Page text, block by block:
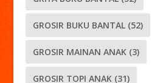
GROSIR BUKU BANTAL (52)
GROSIR MAINAN ANAK (3)
GROSIR TOPI ANAK (31)